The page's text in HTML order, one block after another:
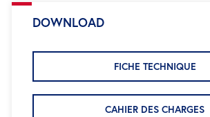
DOWNLOAD
FICHE TECHNIQUE
CAHIER DES CHARGES